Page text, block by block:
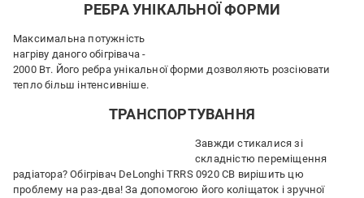
РЕБРА УНІКАЛЬНОЇ ФОРМИ
Максимальна потужність
нагріву даного обігрівача -
2000 Вт. Його ребра унікальної форми дозволяють розсіювати
тепло більш інтенсивніше.
ТРАНСПОРТУВАННЯ
Завжди стикалися зі
складністю переміщення
радіатора? Обігрівач DeLonghi TRRS 0920 CB вирішить цю
проблему на раз-два! За допомогою його коліщаток і зручної